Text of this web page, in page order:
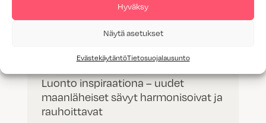
Hyväksy
Näytä asetukset
EvästekäytäntöTietosuojalausunto
Luonto inspiraationa – uudet
maanläheiset sävyt harmonisoivat ja
rauhoittavat